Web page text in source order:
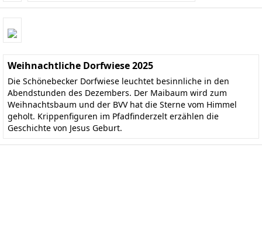
Weihnachtliche Dorfwiese 2025
Die Schönebecker Dorfwiese leuchtet besinnliche in den
Abendstunden des Dezembers. Der Maibaum wird zum
Weihnachtsbaum und der BVV hat die Sterne vom Himmel
geholt. Krippenfiguren im Pfadfinderzelt erzählen die
Geschichte von Jesus Geburt.